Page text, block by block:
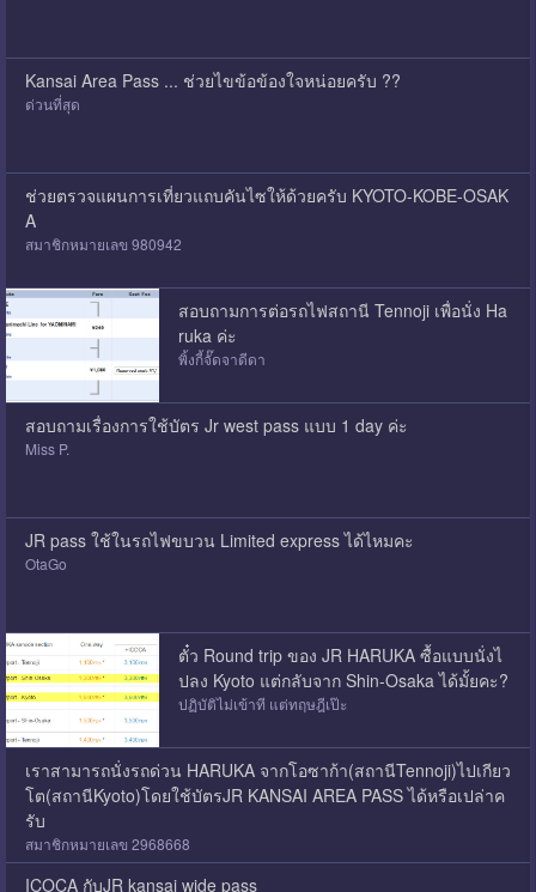
Kansai Area Pass ... ช่วยไขข้อข้องใจหน่อยครับ ??
ด่วนที่สุด
ช่วยตรวจแผนการเที่ยวแถบคันไซให้ด้วยครับ KYOTO-KOBE-OSAK
A
สมาชิกหมายเลข 980942
สอบถามการต่อรถไฟสถานี Tennoji เพื่อนั่ง ​Ha
ruka ค่ะ
พิ้งกี้จั๊ดจาดีดา
สอบถามเรื่องการใช้บัตร Jr west pass แบบ 1 day ค่ะ
Miss P.
JR pass ใช้ในรถไฟขบวน Limited express ได้ไหมคะ
OtaGo
ตั๋ว Round trip ของ JR HARUKA ซื้อแบบนั่งไ
ปลง Kyoto แต่กลับจาก Shin-Osaka ได้มั้ยคะ?
ปฏิบัติไม่เข้าที แต่ทฤษฎีเป๊ะ
เราสามารถนั่งรถด่วน HARUKA จากโอซาก้า(สถานีTennoji)ไปเกียว
โต(สถานีKyoto)โดยใช้บัตรJR KANSAI AREA PASS ได้หรือเปล่าค
รับ
สมาชิกหมายเลข 2968668
ICOCA กับJR kansai wide pass